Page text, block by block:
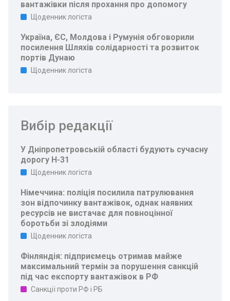
вантажівки після прохання про допомогу
Щоденник логіста
Україна, ЄС, Молдова і Румунія обговорили
посилення Шляхів солідарності та розвиток
портів Дунаю
Щоденник логіста
Вибір редакції
У Дніпропетровській області будують сучасну
дорогу Н-31
Щоденник логіста
Німеччина: поліція посилила патрулювання
зон відпочинку вантажівок, однак наявних
ресурсів не вистачає для повноцінної
боротьби зі злодіями
Щоденник логіста
Фінляндія: підприємець отримав майже
максимальний термін за порушення санкцій
під час експорту вантажівок в РФ
Санкції проти РФ і РБ